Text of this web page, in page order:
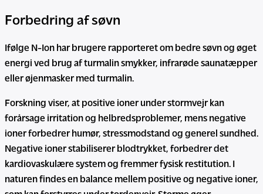
Forbedring af søvn
Ifølge N-Ion har brugere rapporteret om bedre søvn og øget
energi ved brug af turmalin smykker, infrarøde saunatæpper
eller øjenmasker med turmalin.
Forskning viser, at positive ioner under stormvejr kan
forårsage irritation og helbredsproblemer, mens negative
ioner forbedrer humør, stressmodstand og generel sundhed.
Negative ioner stabiliserer blodtrykket, forbedrer det
kardiovaskulære system og fremmer fysisk restitution. I
naturen findes en balance mellem positive og negative ioner,